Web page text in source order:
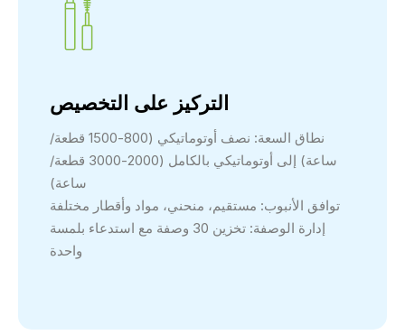
التركيز على التخصيص
نطاق السعة: نصف أوتوماتيكي (800-1500 قطعة/
ساعة) إلى أوتوماتيكي بالكامل (2000-3000 قطعة/
ساعة)
توافق الأنبوب: مستقيم، منحني، مواد وأقطار مختلفة
إدارة الوصفة: تخزين 30 وصفة مع استدعاء بلمسة
واحدة